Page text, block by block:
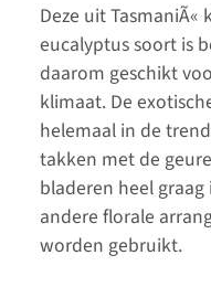
Deze uit
eucalyptus soort is
daarom geschikt
klimaat. De
helemaal in de
takken met de
bladeren heel
andere florale
worden gebruikt.